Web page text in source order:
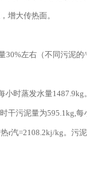
增大传热面。
左右（不同污泥
时蒸发水量1487.9kg。
污泥量为595.1kg,每
汽=2108.2kj/kg。污